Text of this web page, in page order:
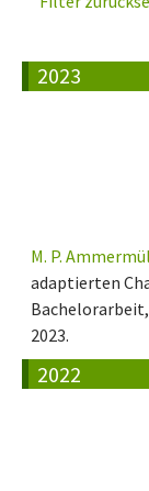
2023
M. P.
adaptierten
2023.
2022